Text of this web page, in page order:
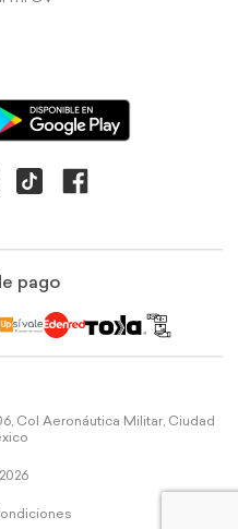
pago
Col Aeronáutica Militar, Ciudad